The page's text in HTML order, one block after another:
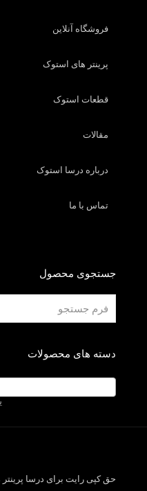
فروشگاه آنلاین
پرینتر های استوک
قطعات استوک
مقالات
درباره درسا استوک
تماس با ما
جستجوی محصول
دسته های محصولات
حق کپی رایت برای درسا